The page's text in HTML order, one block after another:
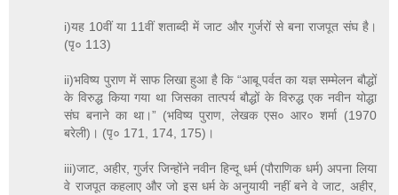
i)यह 10वीं या 11वीं शताब्दी में जाट और गुर्जरों से बना राजपूत संघ है।
(पृ० 113)
ii)भविष्य पुराण में साफ लिखा हुआ है कि “आबू पर्वत का यज्ञ सम्मेलन बौद्धों
के विरुद्ध किया गया था जिसका तात्पर्य बौद्धों के विरुद्ध एक नवीन योद्धा
संघ बनाने का था।” (भविष्य पुराण, लेखक एस० आर० शर्मा (1970
बरेली)। (पृ० 171, 174, 175)।
iii)जाट, अहीर, गुर्जर जिन्होंने नवीन हिन्दू धर्म (पौराणिक धर्म) अपना लिया
वे राजपूत कहलाए और जो इस धर्म के अनुयायी नहीं बने वे जाट, अहीर,